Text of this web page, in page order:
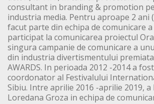
consultant in branding & promotion
industria media. Pentru aproape 2 ani
facut parte din echipa de comunicare
participat la comunicarea proiectul
singura campanie de comunicare a
din industria divertismentului premiata
AWARDS. In perioada 2012 -2014 a
coordonator al Festivalului
Sibiu. Intre aprilie 2016 -aprilie 2019,
Loredana Groza in echipa de